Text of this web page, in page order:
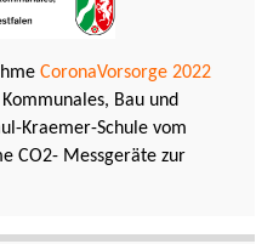
CoronaVorsorge 2022
Bau und
Kraemer-Schule vom
CO2- Messgeräte zur